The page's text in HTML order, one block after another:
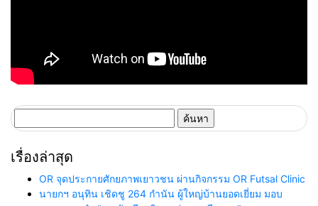
สำหรับ:
เรื่องล่าสุด
OR จุดประกายศักยภาพเยาวชน ผ่านกิจกรรม OR Futsal Clinic
นายกฯ อนุทิน เชิดชู 264 กำนัน ผู้ใหญ่บ้านยอดเยี่ยม มอบ